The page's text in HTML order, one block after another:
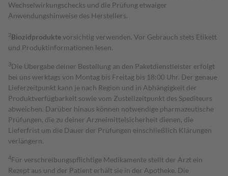
Wechselwirkungschecks und die Prüfung etwaiger
Anwendungshinweise des Herstellers.
2Biozidproduktevorsichtig verwenden. Vor Gebrauch stets Etikett
und Produktinformationen lesen.
3Die Übergabe deiner Bestellung an den Paketdienstleister erfolgt
bei uns werktags von Montag bis Freitag bis 18:00 Uhr. Der genaue
Lieferzeitpunkt kann je nach Region und in Abhängigkeit der
Produktverfügbarkeit sowie vom Zustellzeitpunkt des Spediteurs
abweichen. Darüber hinaus können notwendige pharmazeutische
Prüfungen, die zu deiner Arzneimittelsicherheit dienen, die
Lieferfrist um die Dauer der Prüfungen einschließlich Klärungen
verlängern.
4Für verschreibungspflichtige Medikamente stellt der Arzt ein
Rezept aus und der Patient erhält sie in der Apotheke. Die